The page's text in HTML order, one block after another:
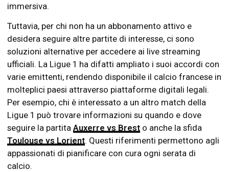
immersiva.
Tuttavia, per chi non ha un abbonamento attivo e
desidera seguire altre partite di interesse, ci sono
soluzioni alternative per accedere ai live streaming
ufficiali. La Ligue 1 ha difatti ampliato i suoi accordi con
varie emittenti, rendendo disponibile il calcio francese in
molteplici paesi attraverso piattaforme digitali legali.
Per esempio, chi è interessato a un altro match della
Ligue 1 può trovare informazioni su quando e dove
seguire la partita Auxerre vs Brest o anche la sfida
Toulouse vs Lorient. Questi riferimenti permettono agli
appassionati di pianificare con cura ogni serata di
calcio.